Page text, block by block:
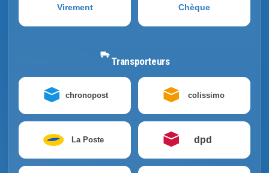
Virement Chèque
Transporteurs
chronopost colissimo
La Poste dpd